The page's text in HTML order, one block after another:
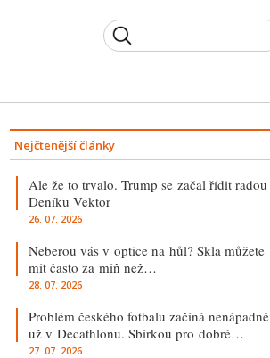
Nejčtenější články
Ale že to trvalo. Trump se začal řídit radou
Deníku Vektor
26. 07. 2026
Neberou vás v optice na hůl? Skla můžete
mít často za míň než…
28. 07. 2026
Problém českého fotbalu začíná nenápadně
už v Decathlonu. Sbírkou pro dobré…
27. 07. 2026